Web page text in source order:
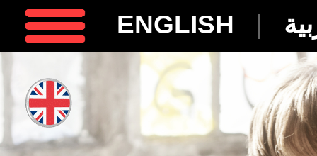
ENGLISH |